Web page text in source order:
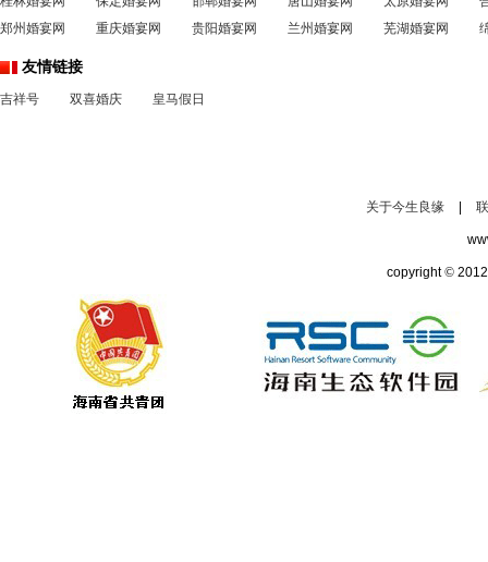
郑州婚宴网
重庆婚宴网 贵阳婚宴网 兰州婚宴网 芜湖婚宴网
友情链接
吉祥号 双喜婚庆 皇马假日
关于今生良缘
copyright©